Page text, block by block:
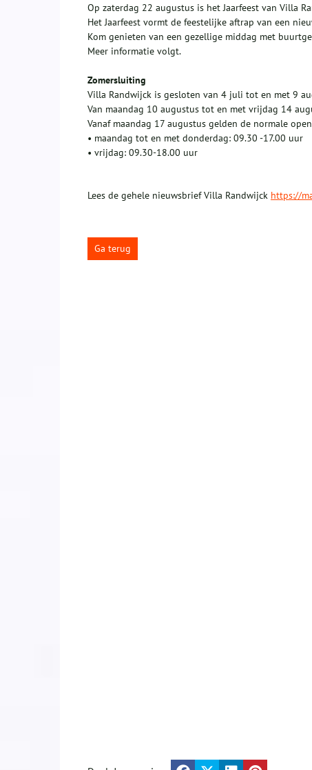
Op zaterdag 22 augustus is het Jaarfeest van Villa
Het Jaarfeest vormt de feestelijke aftrap van een
Kom genieten van een gezellige middag met
Meer informatie volgt.
Zomersluiting
Villa Randwijck is gesloten van 4 juli tot en met 9
Van maandag 10 augustus tot en met vrijdag 14
Vanaf maandag 17 augustus gelden de normale
• maandag tot en met donderdag: 09.30 -17.00 uur
• vrijdag: 09.30-18.00 uur
Lees de gehele nieuwsbrief Villa Randwijck https://
Ga terug